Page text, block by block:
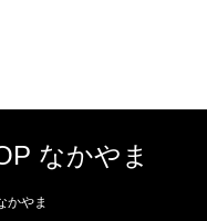
なかやま
かやま